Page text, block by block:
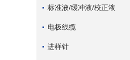
标准液/缓冲液/校正液
电极线缆
进样针